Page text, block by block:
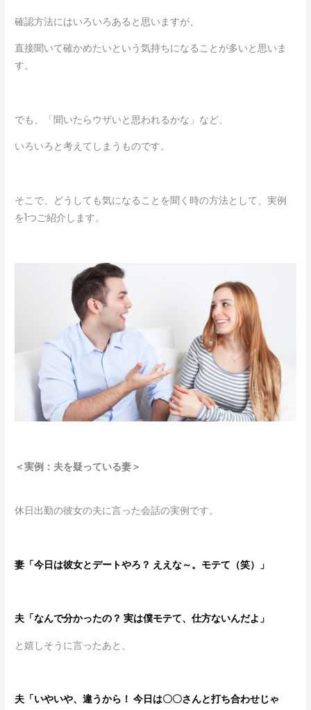
確認方法にはいろいろあると思いますが、
直接聞いて確かめたいという気持ちになることが多いと思いま
す。
でも、「聞いたらウザいと思われるかな」など、
いろいろと考えてしまうものです。
そこで、どうしても気になることを聞く時の方法として、実例
を1つご紹介します。
＜実例：夫を疑っている妻＞
休日出勤の彼女の夫に言った会話の実例です。
妻「今日は彼女とデートやろ？ ええな～。モテて（笑）」
夫「なんで分かったの？ 実は僕モテて、仕方ないんだよ」
と嬉しそうに言ったあと、
夫「いやいや、違うから！ 今日は〇〇さんと打ち合わせじゃ